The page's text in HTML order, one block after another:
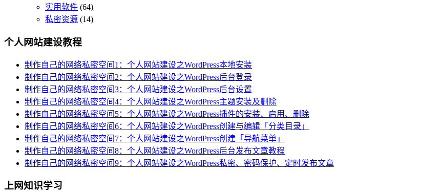
实用软件 (64)
私密资源 (14)
个人网站建设教程
制作自己的网络私密空间1：个人网站建设之WordPress本地安装
制作自己的网络私密空间2：个人网站建设之WordPress后台登录
制作自己的网络私密空间3：个人网站建设之WordPress后台设置
制作自己的网络私密空间4：个人网站建设之WordPress主题安装及删除
制作自己的网络私密空间5：个人网站建设之WordPress插件的安装、启用、删除
制作自己的网络私密空间6：个人网站建设之WordPress创建与编辑「分类目录」
制作自己的网络私密空间7：个人网站建设之WordPress创建「导航菜单」
制作自己的网络私密空间8：个人网站建设之WordPress后台发布文章教程
制作自己的网络私密空间9：个人网站建设之WordPress私密、密码保护、定时发布文章
上网知识学习